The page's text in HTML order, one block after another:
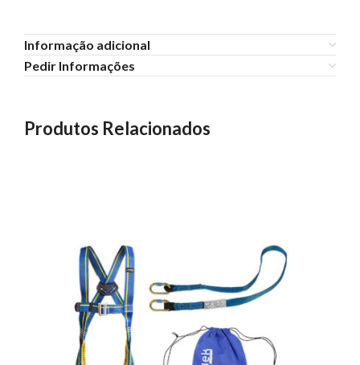
Informação adicional
Pedir Informações
Produtos Relacionados